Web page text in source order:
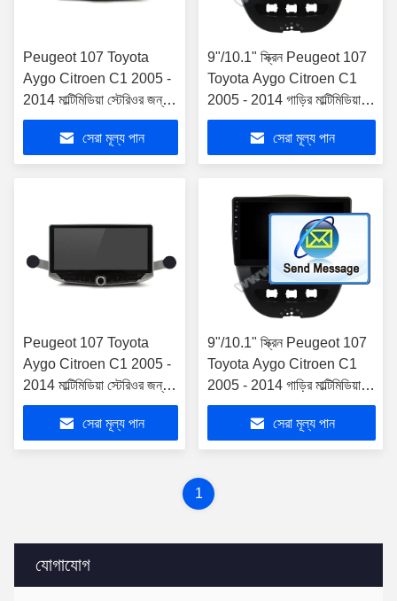
যোগাযোগ
Peugeot 107 Toyota
Aygo Citroen C1 2005 -
2014 মাল্টিমিডিয়া স্টেরিওর জন্য
মোবাইল হোল্ডার সহ 10.88" স্ক্রীন
সেরা মূল্য পান
9"/10.1" স্ক্রিন Peugeot 107
Toyota Aygo Citroen C1
2005 - 2014 গাড়ির মাল্টিমিডিয়া
স্টেরিওর জন্য
সেরা মূল্য পান
Peugeot 107 Toyota
Aygo Citroen C1 2005 -
2014 মাল্টিমিডিয়া স্টেরিওর জন্য
মোবাইল হোল্ডার সহ 10.88" স্ক্রীন
সেরা মূল্য পান
9"/10.1" স্ক্রিন Peugeot 107
Toyota Aygo Citroen C1
2005 - 2014 গাড়ির মাল্টিমিডিয়া
স্টেরিওর জন্য
সেরা মূল্য পান
1